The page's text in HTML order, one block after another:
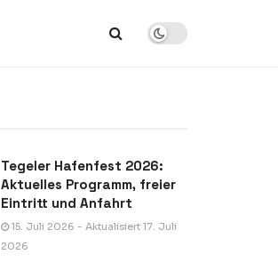
Tegeler Hafenfest 2026:
Aktuelles Programm, freier
Eintritt und Anfahrt
15. Juli 2026 - Aktualisiert 17. Juli
2026